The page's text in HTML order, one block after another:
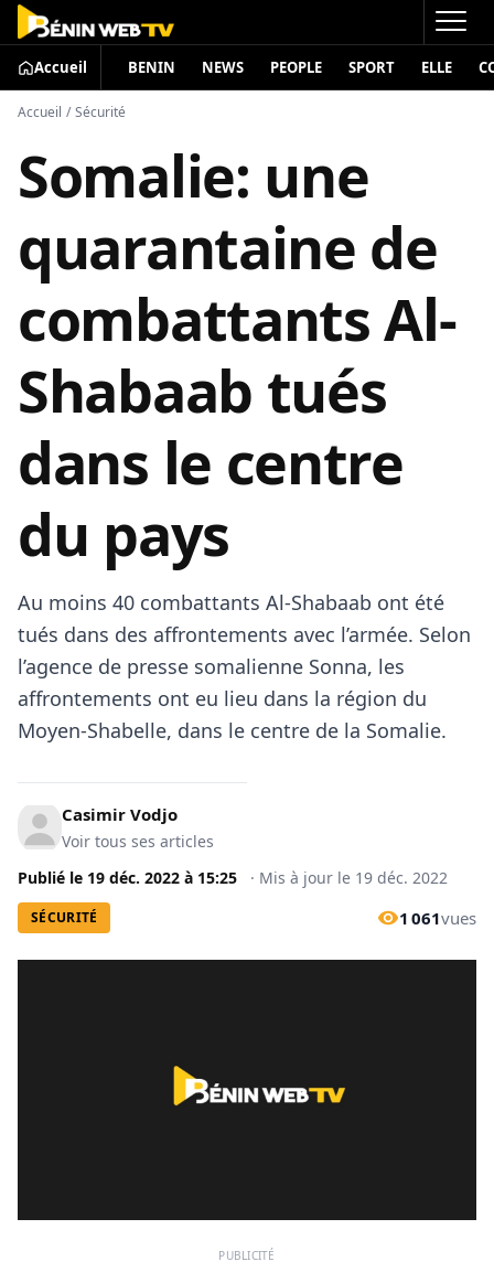
Accueil BENIN NEWS PEOPLE SPORT ELLE
Accueil / Sécurité
Somalie: une
quarantaine de
combattants Al-
Shabaab tués
dans le centre
du pays
Au moins 40 combattants Al-Shabaab ont été
tués dans des affrontements avec l’armée. Selon
l’agence de presse somalienne Sonna, les
affrontements ont eu lieu dans la région du
Moyen-Shabelle, dans le centre de la Somalie.
Casimir Vodjo
Voir tous ses articles
Publié le 19 déc. 2022 à 15:25 · Mis à jour le 19 déc. 2022
SÉCURITÉ 1 061vues
PUBLICITÉ